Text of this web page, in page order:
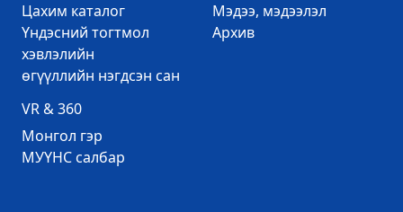
Цахим каталог
Үндэсний тогтмол
хэвлэлийн
өгүүллийн нэгдсэн сан
Mэдээ, мэдээлэл
Архив
VR & 360
Mонгол гэр
МУҮНС салбар